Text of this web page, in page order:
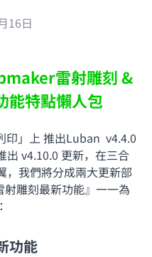
16日
雷射雕刻 &
能特點懶人包
印」上 推出Luban v4.4.0
出 v4.10.0 更新，在三合
，我們將分成兩大更新部
雕刻最新功能』一一為
功能